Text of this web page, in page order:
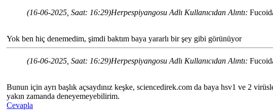
(16-06-2025, Saat: 16:29)Herpespiyangosu Adlı Kullanıcıdan Alıntı:
Yok ben hiç denemedim, şimdi baktım baya yararlı bir şey gibi görünüyor
(16-06-2025, Saat: 16:29)Herpespiyangosu Adlı Kullanıcıdan Alıntı:
Bunun için ayrı başlık açsaydınız keşke, sciencedirek.com da baya hsv1 ve 2
yakın zamanda deneyemeyebilirim.
Cevapla